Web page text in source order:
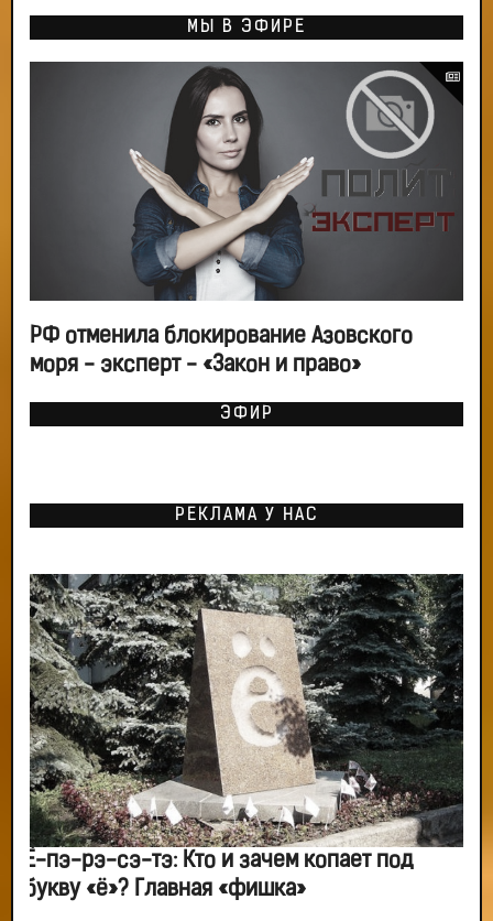
МЫ В ЭФИРЕ
РФ отменила блокирование Азовского
моря - эксперт - «Закон и право»
ЭФИР
РЕКЛАМА У НАС
Ё-пэ-рэ-сэ-тэ: Кто и зачем копает под
букву «ё»? Главная «фишка»